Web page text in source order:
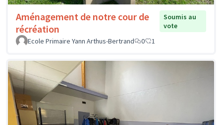
Aménagement de notre cour de
récréation
Soumis au
vote
Ecole Primaire Yann Arthus-Bertrand
0 1